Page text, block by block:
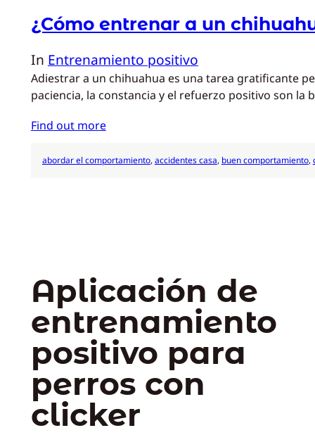
¿Cómo entrenar a un
In Entrenamiento positivo
Adiestrar a un chihuahua es una tarea gratificante
paciencia, la constancia y el refuerzo positivo son la
Find out more
abordar el comportamiento, accidentes casa, buen comportamiento,
Aplicación de
entrenamiento
positivo para
perros con
clicker